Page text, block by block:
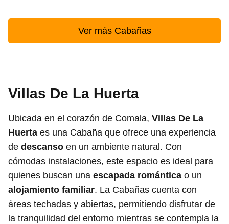
Ver más Cabañas
Villas De La Huerta
Ubicada en el corazón de Comala, Villas De La
Huerta es una Cabaña que ofrece una experiencia
de descanso en un ambiente natural. Con
cómodas instalaciones, este espacio es ideal para
quienes buscan una escapada romántica o un
alojamiento familiar. La Cabañas cuenta con
áreas techadas y abiertas, permitiendo disfrutar de
la tranquilidad del entorno mientras se contempla la